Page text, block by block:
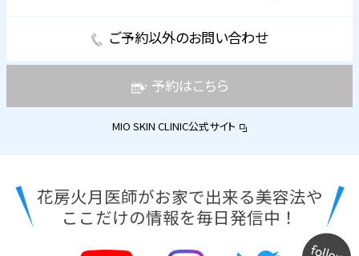
ご予約以外のお問い合わせ
予約はこちら
MIO SKIN CLINIC公式サイト
花房火月医師がお家で出来る美容法や
ここだけの情報を毎日発信中！